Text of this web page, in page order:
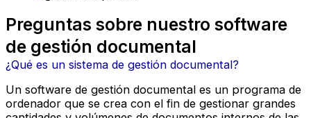
Preguntas sobre nuestro software
de gestión documental
¿Qué es un sistema de gestión documental?
Un software de gestión documental es un programa de
ordenador que se crea con el fin de gestionar grandes